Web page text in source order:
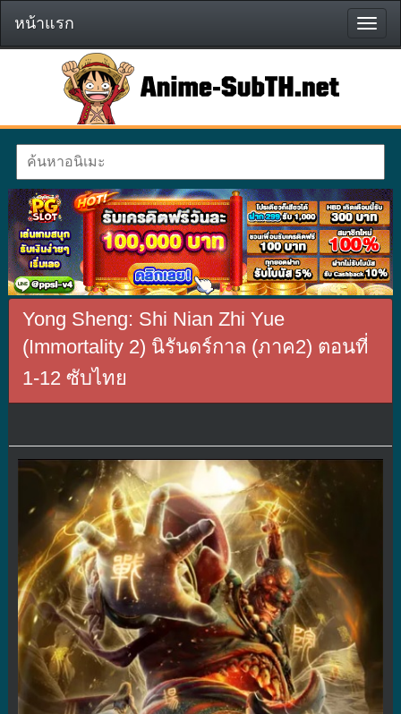
หน้า
แรก
หน้าแรก
Yong Sheng: Shi Nian Zhi Yue
(Immortality 2) นิรันดร์กาล (ภาค2) ตอนที่
1-12 ซับไทย